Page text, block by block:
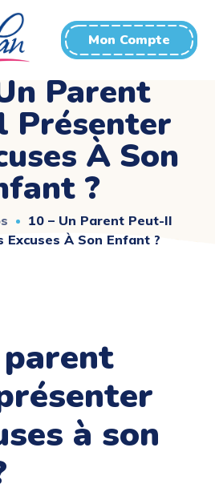
Mon Compte
Parent
Présenter
À Son
?
10 – Un Parent Peut-Il
Excuses À Son Enfant ?
parent
à son